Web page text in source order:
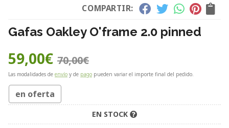
COMPARTIR:
Gafas Oakley O'frame 2.0 pinned
59,00€ 70,00€
Las modalidades de envío y de pago pueden variar el importe final del pedido.
en oferta
EN STOCK